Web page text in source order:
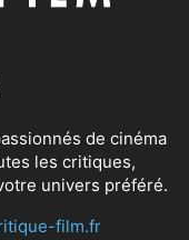
de cinéma
les critiques,
univers préféré.
film.fr